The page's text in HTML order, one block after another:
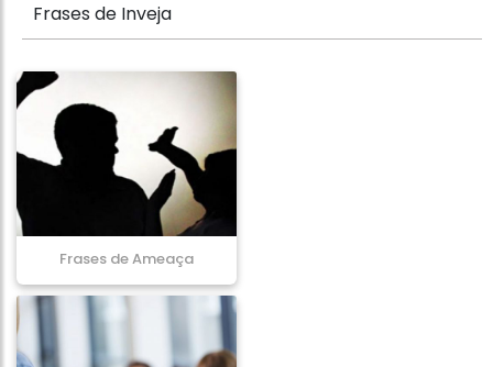
Frases de Inveja
Frases de Ameaça